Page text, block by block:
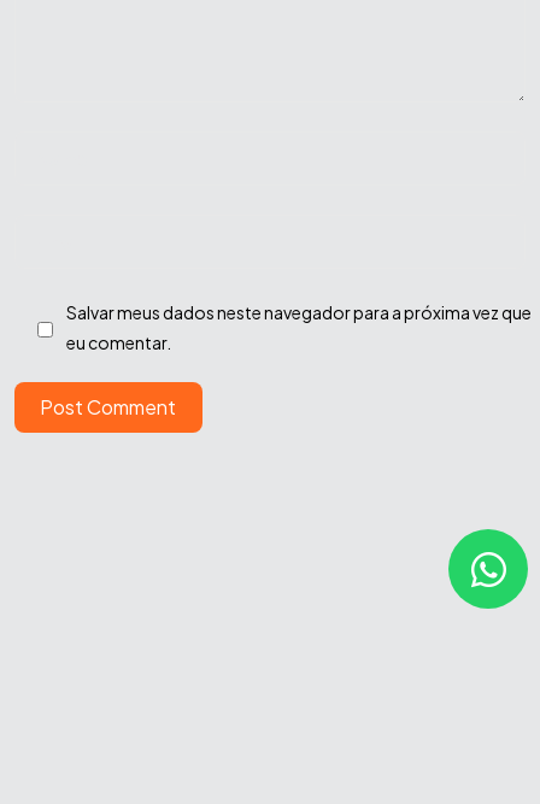
Salvar meus dados neste navegador para a próxima vez que
eu comentar.
Post Comment
Bora conversar
2mil&26 - Peppers // Agência Estratégica Criativa. Todos
os direitos reservados pra nós que queremos um mundo com